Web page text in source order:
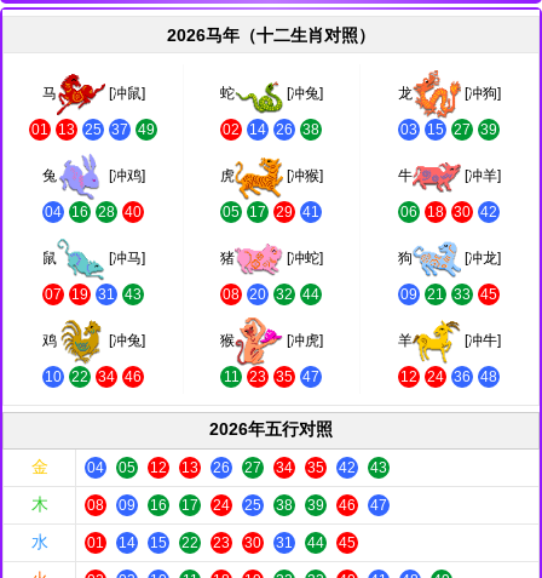
2026马年（十二生肖对照）
马 [冲鼠]
01 13 25 37 49
蛇 [冲兔]
02 14 26 38
龙 [冲狗]
03 15 27 39
兔 [冲鸡]
04 16 28 40
虎 [冲猴]
05 17 29 41
牛 [冲羊]
06 18 30 42
鼠 [冲马]
07 19 31 43
猪 [冲蛇]
08 20 32 44
狗 [冲龙]
09 21 33 45
鸡 [冲兔]
10 22 34 46
猴 [冲虎]
11 23 35 47
羊 [冲牛]
12 24 36 48
2026年五行对照
金
04 05 12 13 26 27 34 35 42 43
木 08 09 16 17 24 25 38 39 46 47
水 01 14 15 22 23 30 31 44 45